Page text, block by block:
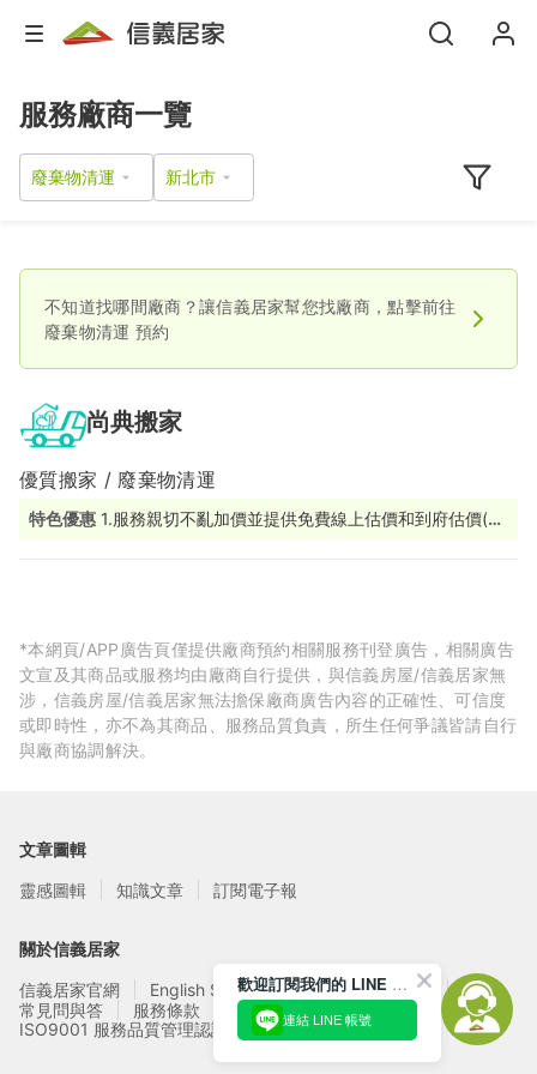
服務廠商一覽
廢棄物清運
不知道找哪間廠商？讓信義居家幫您找廠商，點擊前往
廢棄物清運 預約
尚典搬家
優質搬家 / 廢棄物清運
特色優惠 1.服務親切不亂加價並提供免費線上估價和到府估價(限
*本網頁/APP廣告頁僅提供廠商預約相關服務刊登廣告，相關廣告
文宣及其商品或服務均由廠商自行提供，與信義房屋/信義居家無
涉，信義房屋/信義居家無法擔保廠商廣告內容的正確性、可信度
或即時性，亦不為其商品、服務品質負責，所生任何爭議皆請自行
與廠商協調解決。
文章圖輯
靈感圖輯
知識文章 訂閱電子報
關於信義居家
信義居家官網
English Service
信義居家廠商募集
常見問與答
服務條款
隱私權政策
ISO9001 服務品質管理認證
歡迎訂閱我們的 LINE 官方帳號
連結 LINE 帳號